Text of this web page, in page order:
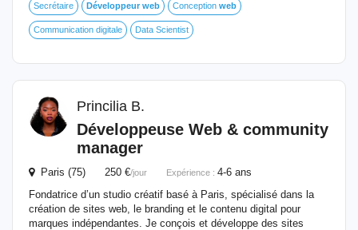
Secrétaire Développeur web Conception web
Communication digitale Data Scientist
Princilia B.
Développeuse Web & community
manager
Paris (75) 250 €/jour Expérience : 4-6 ans
Fondatrice d’un studio créatif basé à Paris, spécialisé dans la
création de sites web, le branding et le contenu digital pour
marques indépendantes. Je conçois et développe des sites